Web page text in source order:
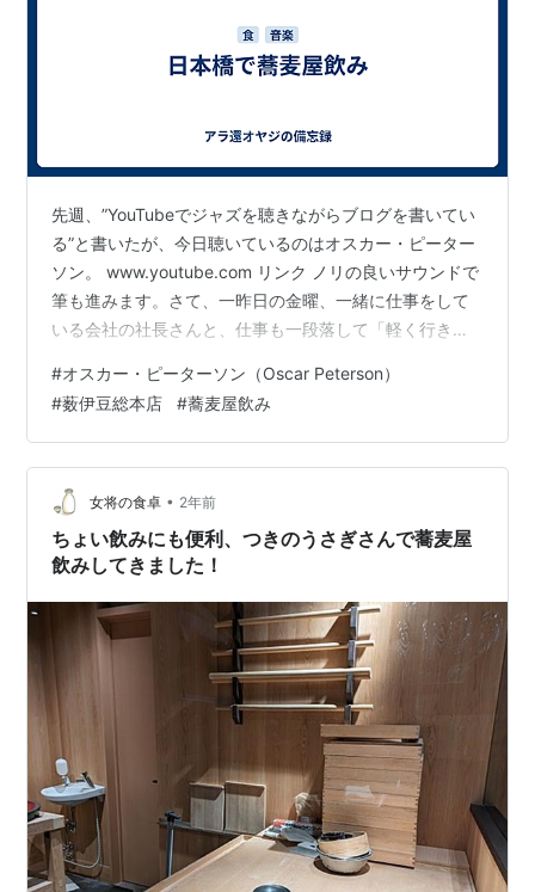
先週、”YouTubeでジャズを聴きながらブログを書いてい
る”と書いたが、今日聴いているのはオスカー・ピーター
ソン。 www.youtube.com リンク ノリの良いサウンドで
筆も進みます。さて、一昨日の金曜、一緒に仕事をして
いる会社の社長さんと、仕事も一段落して「軽く行きま
まっているわけだが、時間はまだ、午後五時少し前。“こ
んな早い時間から繰り出すのか”と言われたら返す言葉も
ないが、年寄りというのはせっかちなもので、飲みに行
くと決めたらとっとと出かけます。と言っても、飲み屋
が始まる時間というのもいろいろで、早めに開いている
ところもあるが、午…
#オスカー・ピーターソン（Oscar Peterson）
#薮伊豆総本店 #蕎麦屋飲み
女将の食卓 • 2年前
ちょい飲みにも便利、つきのうさぎさんで蕎麦屋
飲みしてきました！